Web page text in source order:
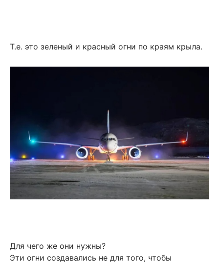
Т.е. это зеленый и красный огни по краям крыла.
Для чего же они нужны?
Эти огни создавались не для того, чтобы